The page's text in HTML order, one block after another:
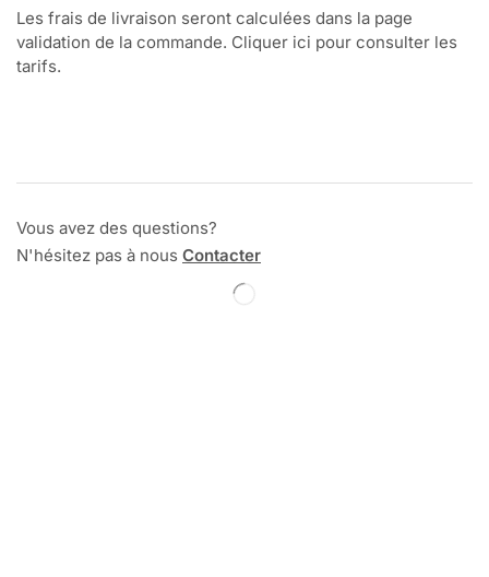
Les frais de livraison seront calculées dans la page
validation de la commande. Cliquer ici pour consulter les
tarifs.
Vous avez des questions?
N'hésitez pas à nous Contacter